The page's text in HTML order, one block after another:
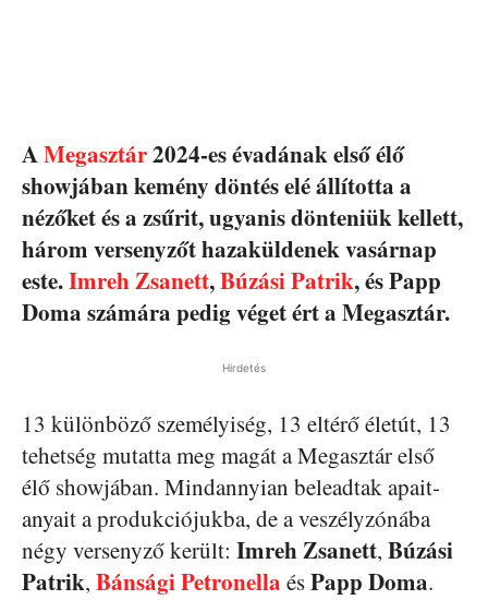
AMegasztár2024-es évadának első élő
showjában kemény döntés elé állította a
nézőket és a zsűrit, ugyanis dönteniük kellett,
három versenyzőt hazaküldenek vasárnap
este.Imreh Zsanett,Búzási Patrik, és Papp
Doma számára pedig véget ért a Megasztár.
Hirdetés
13 különböző személyiség, 13 eltérő életút, 13
tehetség mutatta meg magát a Megasztár első
élő showjában. Mindannyian beleadtak apait-
anyait a produkciójukba, de a veszélyzónába
négy versenyző került: Imreh Zsanett, Búzási
Patrik, Bánsági Petronella ésPapp Doma.